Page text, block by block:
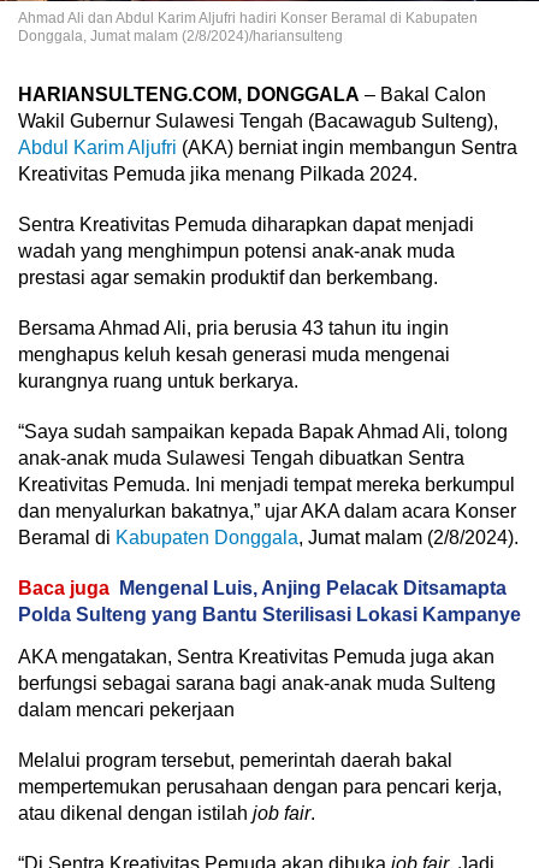
Ahmad Ali dan Abdul Karim Aljufri hadiri Konser Beramal di Kabupaten
Donggala, Jumat malam (2/8/2024)/hariansulteng
HARIANSULTENG.COM, DONGGALA – Bakal Calon
Wakil Gubernur Sulawesi Tengah (Bacawagub Sulteng),
Abdul Karim Aljufri (AKA) berniat ingin membangun Sentra
Kreativitas Pemuda jika menang Pilkada 2024.
Sentra Kreativitas Pemuda diharapkan dapat menjadi
wadah yang menghimpun potensi anak-anak muda
prestasi agar semakin produktif dan berkembang.
Bersama Ahmad Ali, pria berusia 43 tahun itu ingin
menghapus keluh kesah generasi muda mengenai
kurangnya ruang untuk berkarya.
“Saya sudah sampaikan kepada Bapak Ahmad Ali, tolong
anak-anak muda Sulawesi Tengah dibuatkan Sentra
Kreativitas Pemuda. Ini menjadi tempat mereka berkumpul
dan menyalurkan bakatnya,” ujar AKA dalam acara Konser
Beramal di Kabupaten Donggala, Jumat malam (2/8/2024).
Baca juga
Mengenal Luis, Anjing Pelacak Ditsamapta
Polda Sulteng yang Bantu Sterilisasi Lokasi Kampanye
AKA mengatakan, Sentra Kreativitas Pemuda juga akan
berfungsi sebagai sarana bagi anak-anak muda Sulteng
dalam mencari pekerjaan
Melalui program tersebut, pemerintah daerah bakal
mempertemukan perusahaan dengan para pencari kerja,
atau dikenal dengan istilah job fair.
“Di Sentra Kreativitas Pemuda akan dibuka job fair. Jadi